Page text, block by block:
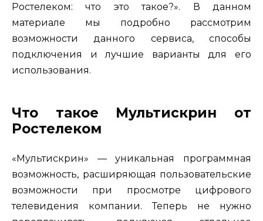
Ростелеком: что это такое?». В данном
материале мы подробно рассмотрим
возможности данного сервиса, способы
подключения и лучшие варианты для его
использования.
Что такое Мультискрин от
Ростелеком
«Мультискрин» — уникальная программная
возможность, расширяющая пользовательские
возможности при просмотре цифрового
телевидения компании. Теперь не нужно